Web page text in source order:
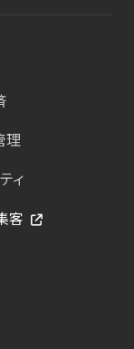
理
ィ
客